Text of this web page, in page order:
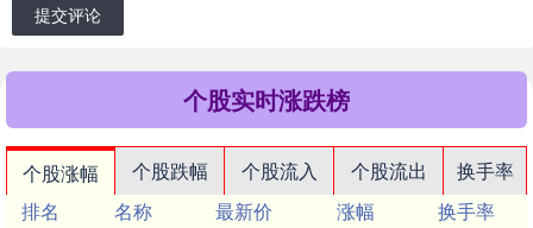
提交评论
个股实时涨跌榜
个股涨幅 个股跌幅 个股流入 个股流出
换手率
排名
名称 最新价 涨幅
换手率